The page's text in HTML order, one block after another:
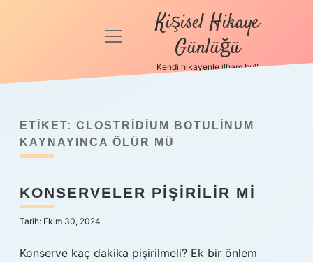
Anasayfa
Politikası
Yasal Uyarı
Hakkımızda
menüyü
Kişisel Hikaye
Günlüğü
Kendi hikayenle ilham bul!
ETIKET: CLOSTRIDIUM BOTULINUM
KAYNAYINCA ÖLÜR MÜ
KONSERVELER PIŞIRILIR MI
Tarih: Ekim 30, 2024
Konserve kaç dakika pişirilmeli? Ek bir önlem